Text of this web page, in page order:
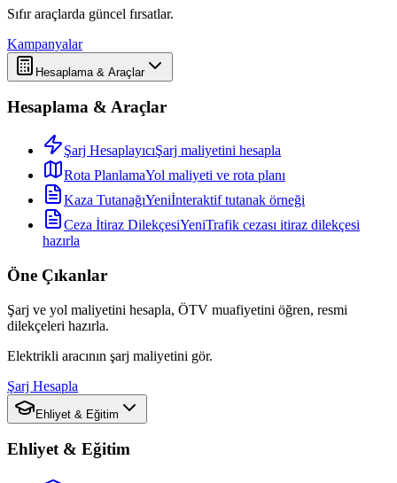
Sıfır araçlarda güncel fırsatlar.
Kampanyalar
Hesaplama & Araçlar
Hesaplama & Araçlar
Şarj HesaplayıcıŞarj maliyetini hesapla
Rota PlanlamaYol maliyeti ve rota planı
Kaza TutanağıYeniİnteraktif tutanak örneği
Ceza İtiraz DilekçesiYeniTrafik cezası itiraz dilekçesi
hazırla
Öne Çıkanlar
Şarj ve yol maliyetini hesapla, ÖTV muafiyetini öğren, resmi
dilekçeleri hazırla.
Elektrikli aracının şarj maliyetini gör.
Şarj Hesapla
Ehliyet & Eğitim
Ehliyet & Eğitim